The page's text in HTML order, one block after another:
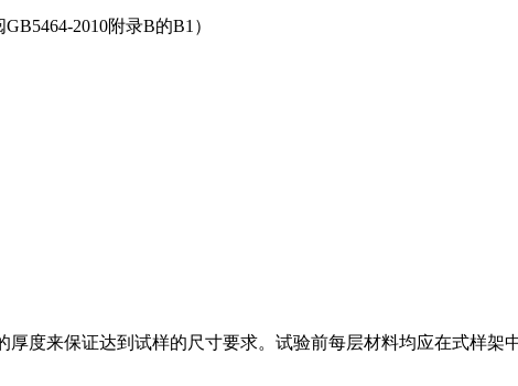
2010附录B的B1）
度来保证达到试样的尺寸要求。试验前每层材料均应在式样架